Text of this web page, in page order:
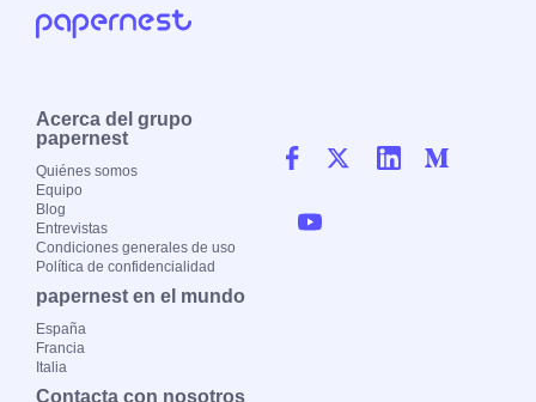
Acerca del grupo
papernest
Quiénes somos
Equipo
Blog
Entrevistas
Condiciones generales de uso
Política de confidencialidad
papernest en el mundo
España
Francia
Italia
Contacta con nosotros